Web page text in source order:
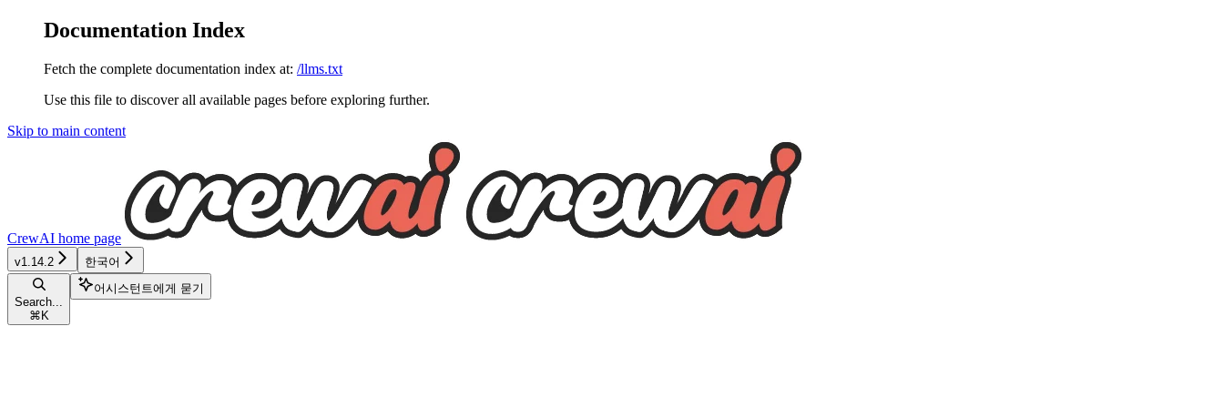
Documentation Index
Fetch the complete documentation index at: /llms.txt
Use this file to discover all available pages before exploring further.
Skip to main content
CrewAI home page
v1.14.2 한국어
Search...
⌘ K
어시스턴트에게 묻기